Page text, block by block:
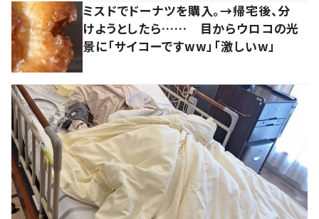
ミスドでドーナツを購入。→帰宅後、分
けようとしたら…… 目からウロコの光
景に「サイコーですww」「激しいw」